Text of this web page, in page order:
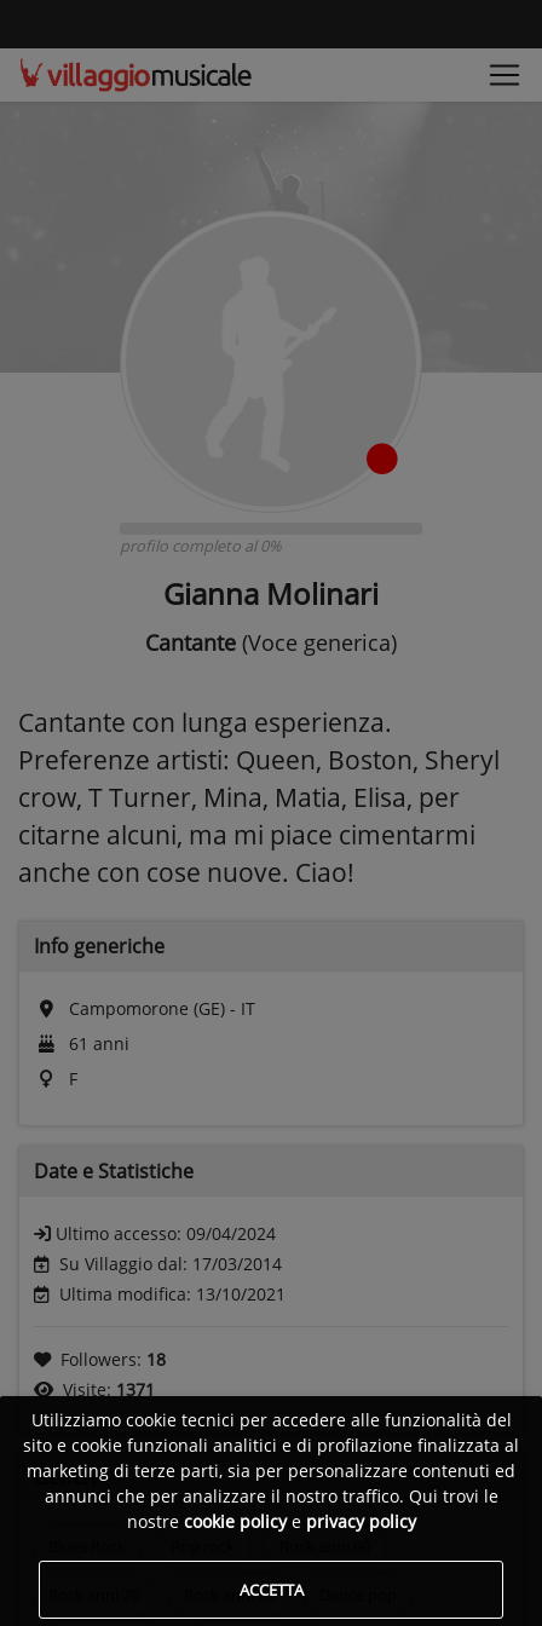
profilo completo al 0%
Gianna Molinari
Cantante (Voce generica)
Cantante con lunga esperienza.
Preferenze artisti: Queen, Boston, Sheryl
crow, T Turner, Mina, Matia, Elisa, per
citarne alcuni, ma mi piace cimentarmi
anche con cose nuove. Ciao!
Info generiche
Campomorone (GE) - IT
61 anni
F
Date e Statistiche
Ultimo accesso: 09/04/2024
Su Villaggio dal: 17/03/2014
Ultima modifica: 13/10/2021
Followers: 18
Visite: 1371
Generi
Rock anni 80
Utilizziamo cookie tecnici per accedere alle funzionalità del
sito e cookie funzionali analitici e di profilazione finalizzata al
marketing di terze parti, sia per personalizzare contenuti ed
annunci che per analizzare il nostro traffico. Qui trovi le
nostre cookie policye privacy policy
ACCETTA